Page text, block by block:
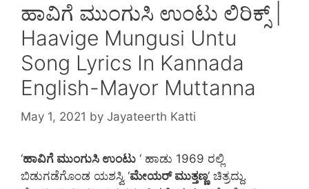
ಹಾವಿಗೆ ಮುಂಗುಸಿ ಉಂಟು ಲಿರಿಕ್ಸ್ |
Haavige Mungusi Untu
Song Lyrics In Kannada
English-Mayor Muttanna
May 1, 2021 by Jayateerth Katti
‘ಹಾವಿಗೆ ಮುಂಗುಸಿ ಉಂಟು ‘ ಹಾಡು 1969 ರಲ್ಲಿ
ಬಿಡುಗಡೆಗೊಂಡ ಯಶಸ್ವಿ ‘ಮೇಯರ್ ಮುತ್ತಣ್ಣ‘ ಚಿತ್ರದ್ದು.